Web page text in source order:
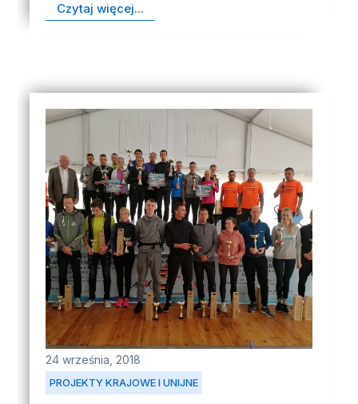
Czytaj więcej...
PROJEKTY KRAJOWE I UNIJNE
24 września, 2018